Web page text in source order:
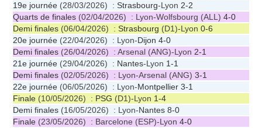
19e journée (28/03/2026) : Strasbourg-Lyon 2-2
Quarts de finales (02/04/2026) : Lyon-Wolfsbourg (ALL) 4-0
Demi finales (06/04/2026) : Strasbourg (D1)-Lyon 0-6
20e journée (22/04/2026) : Lyon-Dijon 4-0
Demi finales (26/04/2026) : Arsenal (ANG)-Lyon 2-1
21e journée (29/04/2026) : Nantes-Lyon 1-1
Demi finales (02/05/2026) : Lyon-Arsenal (ANG) 3-1
22e journée (06/05/2026) : Lyon-Montpellier 3-1
Finale (10/05/2026) : PSG (D1)-Lyon 1-4
Demi finales (16/05/2026) : Lyon-Nantes 8-0
Finale (23/05/2026) : Barcelone (ESP)-Lyon 4-0